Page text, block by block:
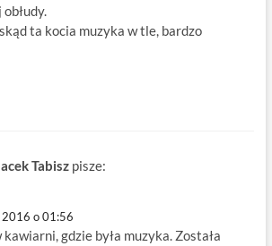
ta kocia muzyka w tle, bardzo
Tabisz pisze:
o 01:56
gdzie była muzyka. Została